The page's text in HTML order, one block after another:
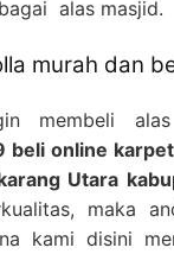
alas masjid.
murah dan
membeli
beli online
Utara
maka
kami disini